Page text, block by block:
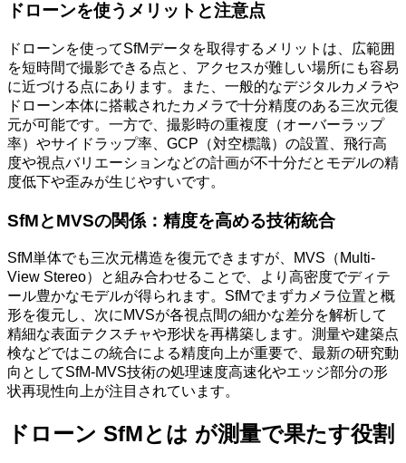
ドローンを使うメリットと注意点
ドローンを使ってSfMデータを取得するメリットは、広範囲
を短時間で撮影できる点と、アクセスが難しい場所にも容易
に近づける点にあります。また、一般的なデジタルカメラや
ドローン本体に搭載されたカメラで十分精度のある三次元復
元が可能です。一方で、撮影時の重複度（オーバーラップ
率）やサイドラップ率、GCP（対空標識）の設置、飛行高
度や視点バリエーションなどの計画が不十分だとモデルの精
度低下や歪みが生じやすいです。
SfMとMVSの関係：精度を高める技術統合
SfM単体でも三次元構造を復元できますが、MVS（Multi-
View Stereo）と組み合わせることで、より高密度でディテ
ール豊かなモデルが得られます。SfMでまずカメラ位置と概
形を復元し、次にMVSが各視点間の細かな差分を解析して
精細な表面テクスチャや形状を再構築します。測量や建築点
検などではこの統合による精度向上が重要で、最新の研究動
向としてSfM-MVS技術の処理速度高速化やエッジ部分の形
状再現性向上が注目されています。
ドローン SfMとは が測量で果たす役割